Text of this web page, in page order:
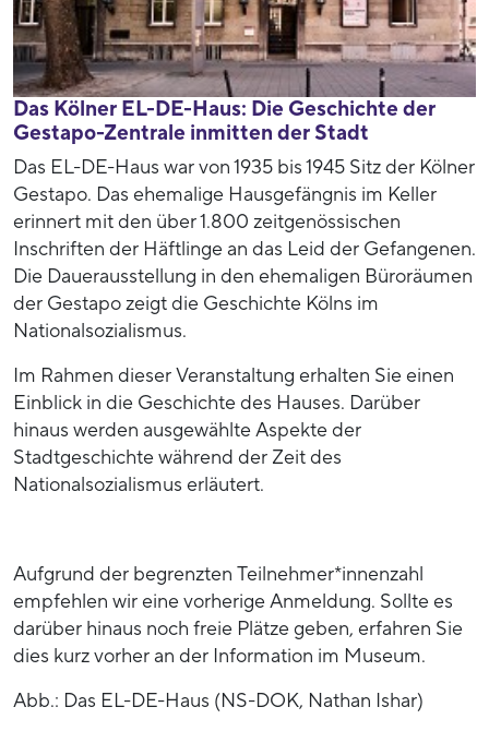
Das Kölner EL-DE-Haus: Die Geschichte der
Gestapo-Zentrale inmitten der Stadt
Das EL-DE-Haus war von 1935 bis 1945 Sitz der Kölner
Gestapo. Das ehemalige Hausgefängnis im Keller
erinnert mit den über 1.800 zeitgenössischen
Inschriften der Häftlinge an das Leid der Gefangenen.
Die Dauerausstellung in den ehemaligen Büroräumen
der Gestapo zeigt die Geschichte Kölns im
Nationalsozialismus.
Im Rahmen dieser Veranstaltung erhalten Sie einen
Einblick in die Geschichte des Hauses. Darüber
hinaus werden ausgewählte Aspekte der
Stadtgeschichte während der Zeit des
Nationalsozialismus erläutert.
Aufgrund der begrenzten Teilnehmer*innenzahl
empfehlen wir eine vorherige Anmeldung. Sollte es
darüber hinaus noch freie Plätze geben, erfahren Sie
dies kurz vorher an der Information im Museum.
Abb.: Das EL-DE-Haus (NS-DOK, Nathan Ishar)